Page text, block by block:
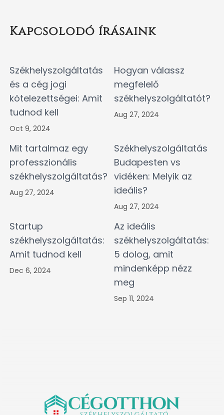
Kapcsolodó írásaink
Székhelyszolgáltatás
és a cég jogi
kötelezettségei: Amit
tudnod kell
Oct 9, 2024
Hogyan válassz
megfelelő
székhelyszolgáltatót?
Aug 27, 2024
Mit tartalmaz egy
professzionális
székhelyszolgáltatás?
Aug 27, 2024
Székhelyszolgáltatás
Budapesten vs
vidéken: Melyik az
ideális?
Aug 27, 2024
Startup
székhelyszolgáltatás:
Amit tudnod kell
Dec 6, 2024
Az ideális
székhelyszolgáltatás:
5 dolog, amit
mindenképp nézz
meg
Sep 11, 2024